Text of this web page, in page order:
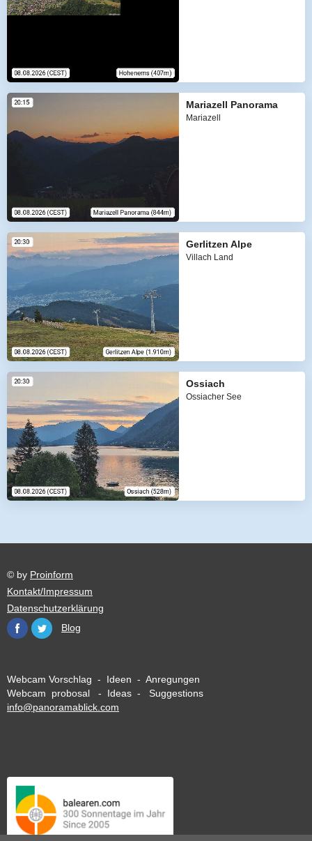
Mariazell Panorama
Mariazell
Gerlitzen Alpe
Villach Land
Ossiach
Ossiacher See
© by Proinform
Kontakt/Impressum
Datenschutzerklärung
Blog
Webcam Vorschlag - Ideen - Anregungen
Webcam probosal - Ideas - Suggestions
info@panoramablick.com